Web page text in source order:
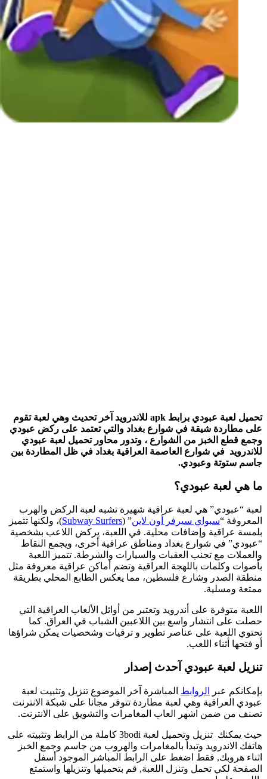
تحميل لعبة عبودي برابط apk للاندرويد آخر تحديث وهي لعبة تقوم
على مطاردة شيقة في شوارع بغداد والتي تعتمد على ركض عبودي
وجمع قطع الخبز من الشوارع ، وتدور محاور تحميل لعبة عبودي
للاندرويد في شوارع العاصمة العراقية بغداد في ظل المطاردة بين
جاسم ستوتة وعبودي.
ما هي لعبة عبودي؟
لعبة “عبودي” هي لعبة عراقية شهيرة تشبه لعبة الركض والهرب
المعروفة “سبواي سيرفر أون لاين” (
Subway Surfers)، ولكنها تتميز
بلمسة عراقية وإضافات محلية. في اللعبة، يركض اللاعب بشخصية
“عبودي” في شوارع بغداد ومناطق عراقية أخرى، ويجمع النقاط
والعملات مع تجنب العقبات والسيارات والشرطة. تتميز اللعبة
بأصوات وكلمات باللهجة العراقية وتضم أماكن عراقية معروفة مثل
منطقة الصدر وشارع فلسطين، مما يعكس الطابع المحلي بطريقة
ممتعة ومسلية.
اللعبة متوفرة على أندرويد وتعتبر من أوائل الألعاب العراقية التي
حصلت على انتشار واسع بين اللاعبين الشباب في العراق. كما
تحتوي اللعبة على عناصر تطوير و ترقيات وشخصيات يمكن شراؤها
أو فتحها أثناء اللعب.
تنزيل لعبة عبودي آحدث إصدار
بإمكانكم عبر الروابط المباشرة آخر الموضوع تنزيل وتثبيت لعبة
عبودي العراقية وهي لعبة مطاردة تتوفر مجانا على شبكة الانترنت
تصنف من ضمن اشهر العاب المغامرات والتشويق على الانترنت.
حيث يمكنك تنزيل وتحميل لعبة 3bodi كاملة من الرابط وتثبيته على
هاتفك الاندرويد وتبدأ بالمغامرات والهروب من جاسم وجمع الخبز
اثناء هروبك, فقط اضغط على الرابط المباشر الموجود أسفل
الصفحة لكي تحمل وتنزل اللعبة, قم بتحميلها وتنزيلها واستمتع